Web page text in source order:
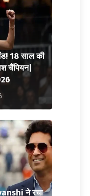
18 साल की
चैंपियन|
ने रचा